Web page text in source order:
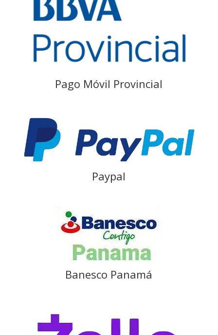
Pago Móvil Provincial
Paypal
Banesco Panamá